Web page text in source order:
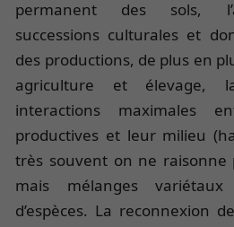
permanent des sols,
successions culturales et
des productions, de plus en
agriculture et élevage,
interactions maximales
productives et leur milieu
très souvent on ne raisonne
mais mélanges variétaux
d’espèces. La reconnexion